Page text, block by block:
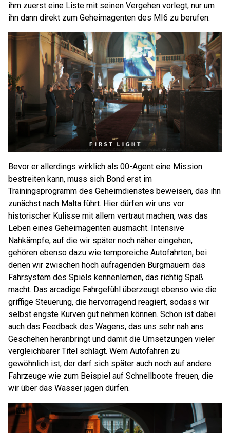
ihm zuerst eine Liste mit seinen Vergehen vorlegt, nur um
ihn dann direkt zum Geheimagenten des MI6 zu berufen.
Bevor er allerdings wirklich als 00-Agent eine Mission
bestreiten kann, muss sich Bond erst im
Trainingsprogramm des Geheimdienstes beweisen, das ihn
zunächst nach Malta führt. Hier dürfen wir uns vor
historischer Kulisse mit allem vertraut machen, was das
Leben eines Geheimagenten ausmacht. Intensive
Nahkämpfe, auf die wir später noch näher eingehen,
gehören ebenso dazu wie temporeiche Autofahrten, bei
denen wir zwischen hoch aufragenden Burgmauern das
Fahrsystem des Spiels kennenlernen, das richtig Spaß
macht. Das arcadige Fahrgefühl überzeugt ebenso wie die
griffige Steuerung, die hervorragend reagiert, sodass wir
selbst engste Kurven gut nehmen können. Schön ist dabei
auch das Feedback des Wagens, das uns sehr nah ans
Geschehen heranbringt und damit die Umsetzungen vieler
vergleichbarer Titel schlägt. Wem Autofahren zu
gewöhnlich ist, der darf sich später auch noch auf andere
Fahrzeuge wie zum Beispiel auf Schnellboote freuen, die
wir über das Wasser jagen dürfen.